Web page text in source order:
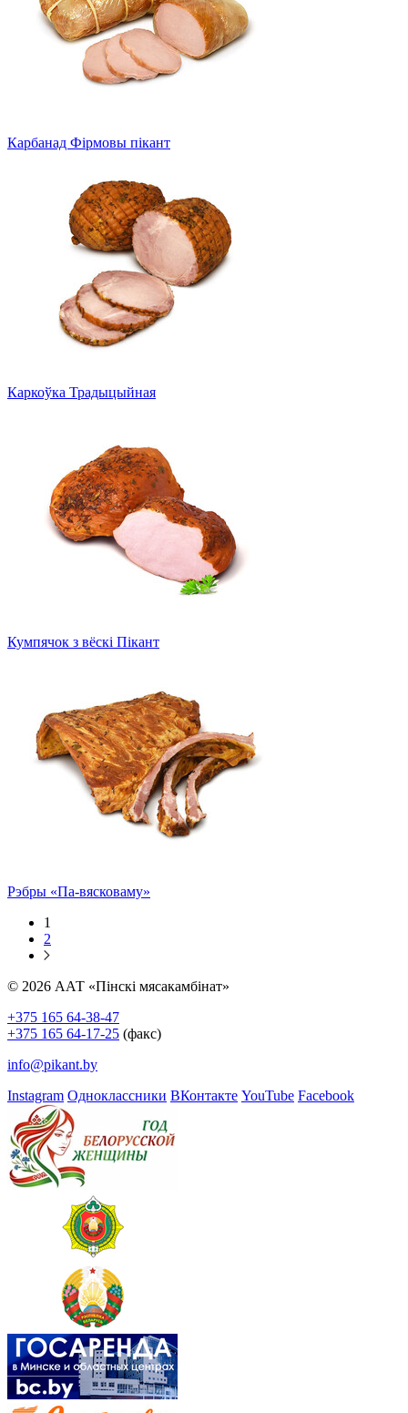
Карбанад Фірмовы пікант
Каркоўка Традыцыйная
Кумпячок з вёскі Пікант
Рэбры «Па-вясковаму»
1
2
© 2026 ААТ «Пінскі мясакамбінат»
+375 165 64-38-47
+375 165 64-17-25 (факс)
info@pikant.by
Instagram Одноклассники ВКонтакте YouTube Facebook